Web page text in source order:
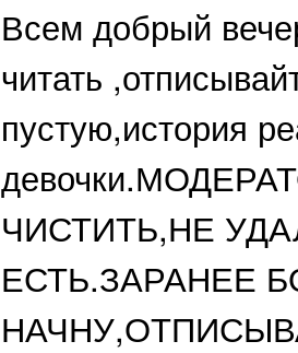
Всем добрый
читать
пустую,история
ЧИСТИТЬ,НЕ
ЕСТЬ.ЗАРАНЕЕ